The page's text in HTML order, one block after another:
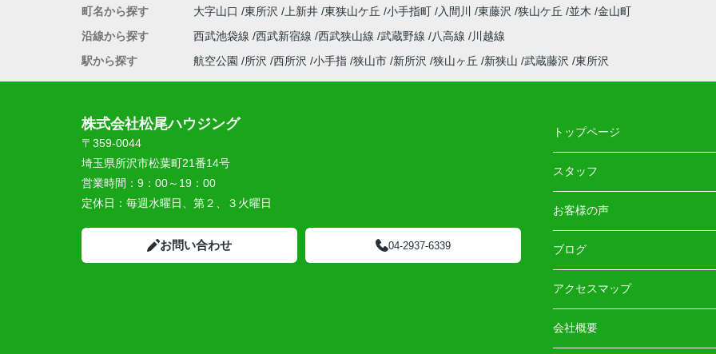
町名から探す
大字山口 東所沢 上新井 東狭山ケ丘 小手指町 入間川 東藤沢 狭山ケ丘 並木 金山町
沿線から探す
西武池袋線 西武新宿線 西武狭山線 武蔵野線 八高線
川越線
駅から探す
航空公園 所沢 西所沢 小手指 狭山市 新所沢 狭山ヶ丘 新狭山 武蔵藤沢 東所沢
株式会社松尾ハウジング
〒359-0044
埼玉県所沢市松葉町21番14号
営業時間： 9：00～19：00
定休日： 毎週水曜日、第２、３火曜日
お問い合わせ 04-2937-6339
トップページ
スタッフ
お客様の声
ブログ
アクセスマップ
会社概要